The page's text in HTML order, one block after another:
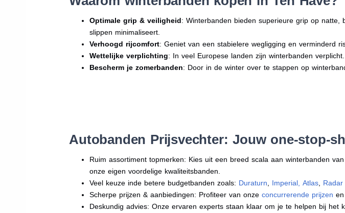
Optimale grip & veiligheid: Winterbanden bieden superieure grip op
slippen minimaliseert.
Verhoogd rijcomfort: Geniet van een stabielere wegligging en verminderd
Wettelijke verplichting: In veel Europese landen zijn winterbanden
Bescherm je zomerbanden: Door in de winter over te stappen op
Autobanden Prijsvechter: Jouw one-stop-
Ruim assortiment topmerken: Kies uit een breed scala aan winterbanden
onze eigen voordelige kwaliteitsbanden.
Veel keuze inde betere budgetbanden zoals: Duraturn Imperial Atlas Radar
Scherpe prijzen & aanbiedingen: Profiteer van onzeconcurrerende prijzen
Deskundig advies: Onze ervaren experts staan klaar om je te helpen bij het